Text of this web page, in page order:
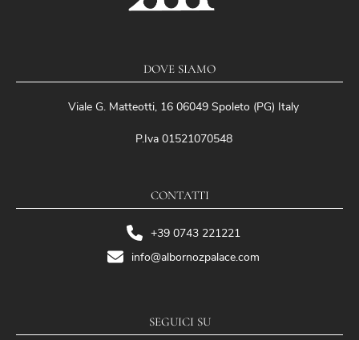
DOVE SIAMO
Viale G. Matteotti, 16 06049 Spoleto (PG) Italy
P.Iva 01521070548
CONTATTI
+39 0743 221221
info@albornozpalace.com
SEGUICI SU